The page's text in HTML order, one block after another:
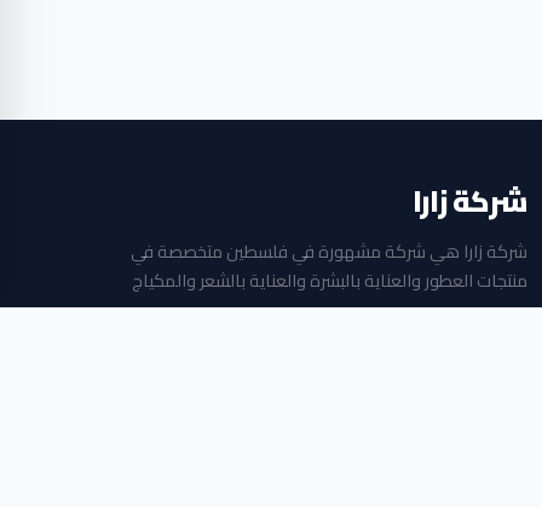
شركة زارا
شركة زارا هي شركة مشهورة في فلسطين متخصصة في
منتجات العطور والعناية بالبشرة والعناية بالشعر والمكياج